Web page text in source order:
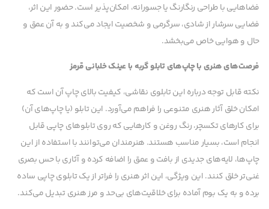
فضاهایی با طراحی رنگارنگ یا جسورانه، امکان‌پذیر است. حضور این اثر،
فضایی سرشار از شادی، سرگرمی و شخصیت ایجاد می‌کند و به آن عمق و
حال و هوایی خاص می‌بخشد.
فرصت‌های هنری با چاپ‌های تابلو گربه با عینک خلبانی قرمز
نکته قابل توجه درباره این تابلوی نقاشی، کیفیت بالای چاپ آن است که
امکان خلق آثار هنری متنوعی را فراهم می‌آورد. این تابلو (یا چاپ‌های آن)
برای کارهای تکسچر، رنگ روغن و کارهایی که روی تابلوهای چاپی قابل
انجام است، بسیار مناسب هستند. هنرمندان می‌توانند با استفاده از این
چاپ‌ها، لایه‌های جدیدی از بافت و عمق را اضافه کرده و آثاری با حس بصری
غنی‌تر خلق کنند. این ویژگی، این اثر هنری را فراتر از یک تابلوی چاپی ساده
برده و به یک بوم آماده برای خلاقیت‌های بی‌حد و مرز هنری تبدیل می‌کند.